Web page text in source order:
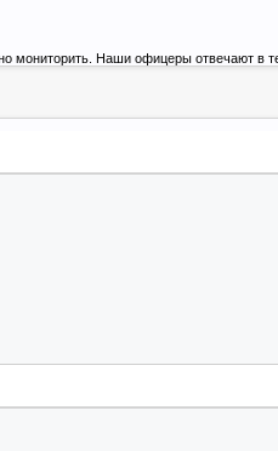
мониторить. Наши офицеры отвечают в